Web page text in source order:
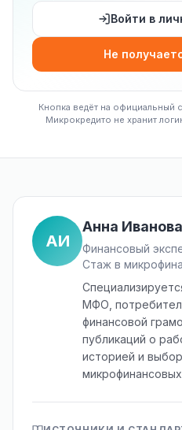
Войти в
Не
Кнопка ведёт на
Микрокредито не хранит
АИ
Анна Иванова
Финансовый
Стаж в
МФО,
финансовой
публикаций о
историей и